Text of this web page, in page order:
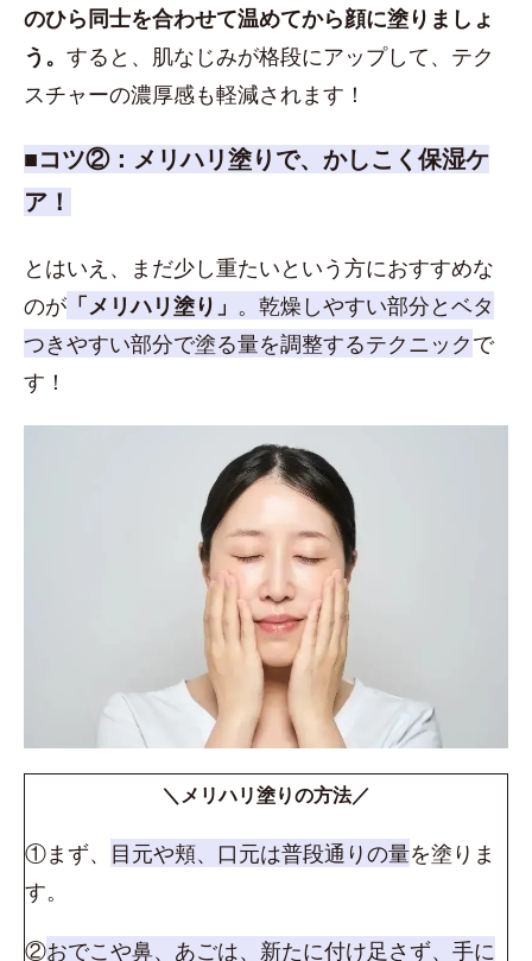
のひら同士を合わせて温めてから顔に塗りましょ
う。 すると、肌なじみが格段にアップして、テク
スチャーの濃厚感も軽減されます！
■コツ②：メリハリ塗りで、かしこく保湿ケ
ア！
とはいえ、まだ少し重たいという方におすすめな
のが 「メリハリ塗り」 。乾燥しやすい部分とベタ
つきやすい部分で塗る量を調整するテクニックで
す！
＼メリハリ塗りの方法／
①まず、 目元や頬、口元は普段通りの量を塗りま
す。
②おでこや鼻、あごは、新たに付け足さず、手に